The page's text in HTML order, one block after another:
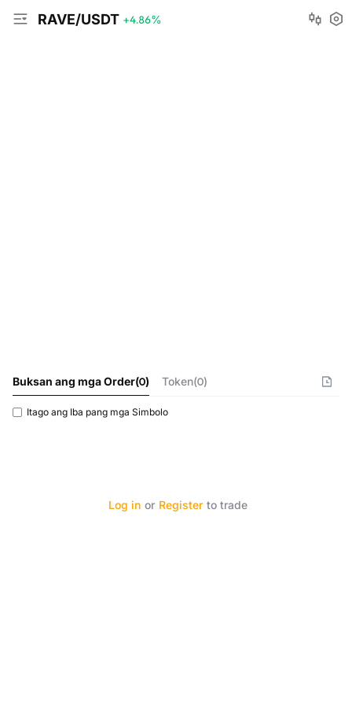
RAVE/USDT +4.86%
Buksan ang mga Order(0) Token(0)
Itago ang Iba pang mga Simbolo
Log in or Register to trade